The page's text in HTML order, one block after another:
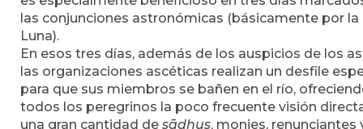
las conjunciones astronómicas (básicamente por la
Luna).
En esos tres días, además de los auspicios de los
las organizaciones ascéticas realizan un desfile
para que sus miembros se bañen en el río,
todos los peregrinos la poco frecuente visión
una gran cantidad de sādhus, monjes, renunciantes